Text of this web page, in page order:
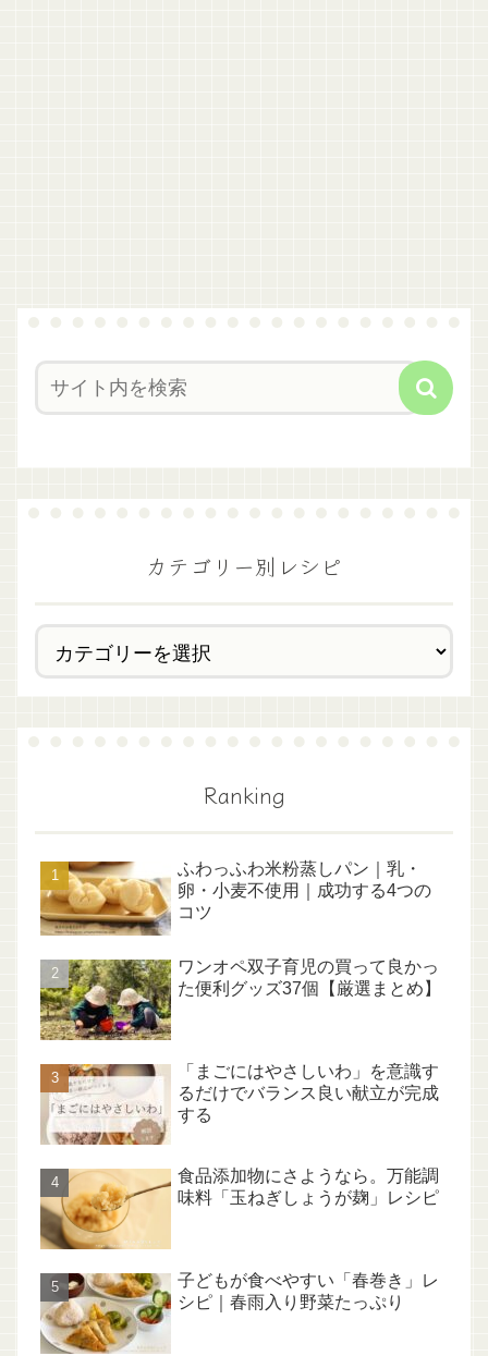
カテゴリー別レシピ
Ranking
ふわっふわ米粉蒸しパン｜乳・
卵・小麦不使用｜成功する4つの
コツ
ワンオペ双子育児の買って良かっ
た便利グッズ37個【厳選まとめ】
「まごにはやさしいわ」を意識す
るだけでバランス良い献立が完成
する
食品添加物にさようなら。万能調
味料「玉ねぎしょうが麹」レシピ
子どもが食べやすい「春巻き」レ
シピ｜春雨入り野菜たっぷり